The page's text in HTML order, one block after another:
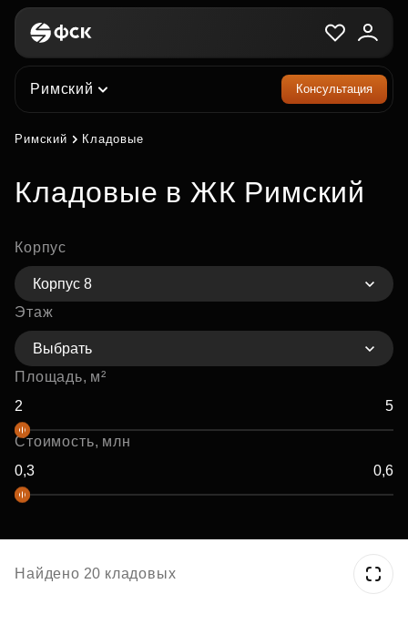
Римский Консультация
Римский Кладовые
Кладовые в ЖК Римский
Корпус
Корпус 8
Этаж
Выбрать
Площадь, м²
Стоимость, млн
Найдено 20 кладовых